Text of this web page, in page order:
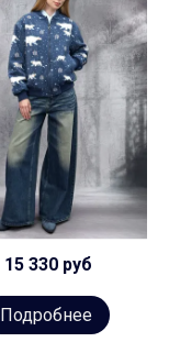
15 330 руб
Подробнее